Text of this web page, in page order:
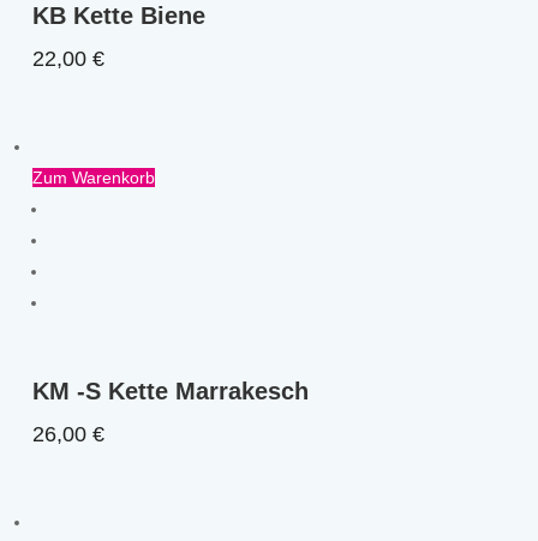
KB Kette Biene
22,00€
Zum Warenkorb
KM -S Kette Marrakesch
26,00€